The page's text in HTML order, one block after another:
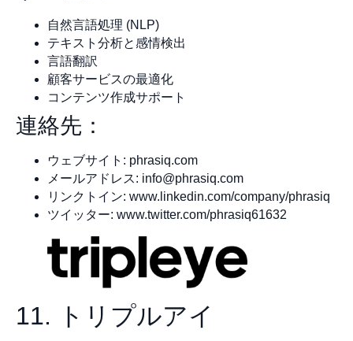
自然言語処理 (NLP)
テキスト分析と感情検出
言語翻訳
顧客サービスの最適化
コンテンツ作成サポート
連絡先：
ウェブサイト: phrasiq.com
メールアドレス: info@phrasiq.com
リンクトイン: www.linkedin.com/company/phrasiq
ツイッター: www.twitter.com/phrasiq61632
11. トリプルアイ